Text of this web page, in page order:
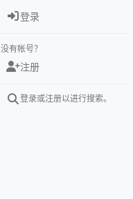
登录
没有帐号？
注册
登录或注册以进行搜索。